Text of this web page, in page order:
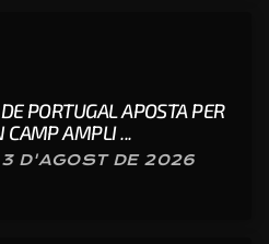
PORTUGAL APOSTA PER
CAMP AMPLI ...
3 D'AGOST DE 2026